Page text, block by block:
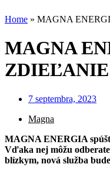
Home » MAGNA
MAGNA
7 septembra, 2023
Magna
MAGNA ENERGIA
Vďaka nej môžu
blízkym, nová služba